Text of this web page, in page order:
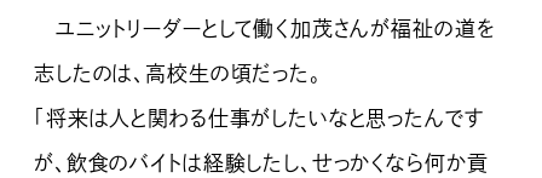
ユニットリーダーとして働く加茂さんが福祉の道を
志したのは、高校生の頃だった。
「将来は人と関わる仕事がしたいなと思ったんです
が、飲食のバイトは経験したし、せっかくなら何か貢